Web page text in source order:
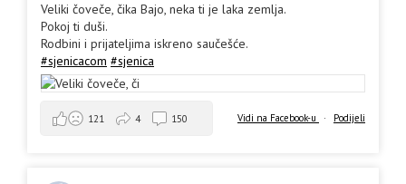
Veliki čoveče, čika Bajo, neka ti je laka zemlja.
Pokoj ti duši.
Rodbini i prijateljima iskreno saučešće.
#sjenicacom #sjenica
Vidi na Facebook-u · Podijeli
121 4 150